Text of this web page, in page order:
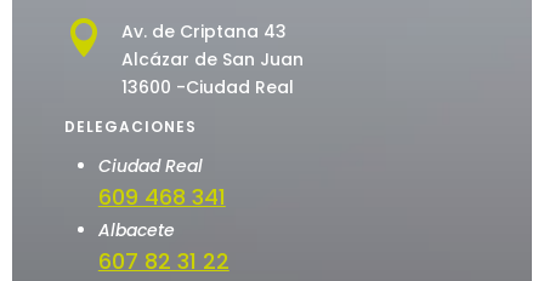

Av. de Criptana 43
Alcázar de San Juan
13600 -Ciudad Real
DELEGACIONES
Ciudad Real
609 468 341
Albacete
607 82 31 22